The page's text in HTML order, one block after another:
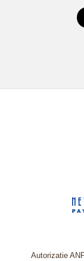
Autorizatie